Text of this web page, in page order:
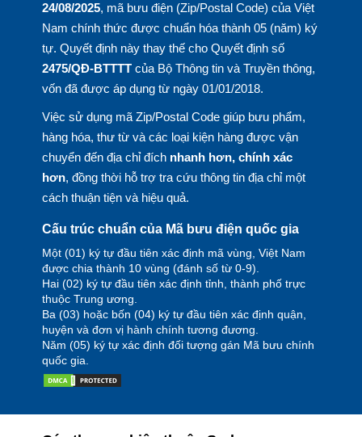
24/08/2025, mã bưu điện (Zip/Postal Code) của Việt
Nam chính thức được chuẩn hóa thành 05 (năm) ký
tự. Quyết định này thay thế cho Quyết định số
2475/QĐ-BTTTTcủa Bộ Thông tin và Truyền thông,
vốn đã được áp dụng từ ngày 01/01/2018.
Việc sử dụng mã Zip/Postal Code giúp bưu phẩm,
hàng hóa, thư từ và các loại kiện hàng được vận
chuyển đến địa chỉ đích nhanh hơn, chính xác
hơn, đồng thời hỗ trợ tra cứu thông tin địa chỉ một
cách thuận tiện và hiệu quả.
Cấu trúc chuẩn của Mã bưu điện quốc gia
Một (01) ký tự đầu tiên xác định mã vùng, Việt Nam
được chia thành 10 vùng (đánh số từ 0-9).
Hai (02) ký tự đầu tiên xác định tỉnh, thành phố trực
thuộc Trung ương.
Ba (03) hoặc bốn (04) ký tự đầu tiên xác định quận,
huyện và đơn vị hành chính tương đương.
Năm (05) ký tự xác định đối tượng gán Mã bưu chính
quốc gia.